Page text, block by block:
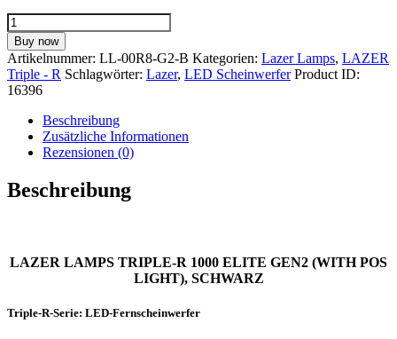
LAZER
LAMPS
TRIPLE-
R
1000
-
GEN2
(WITH
POS
LIGHT),
SCHWARZ
Menge
Buy now
Artikelnummer: LL-00R8-G2-B Kategorien: Lazer Lamps, LAZER
Triple - R Schlagwörter: Lazer, LED Scheinwerfer Product ID:
16396
Beschreibung
Zusätzliche Informationen
Rezensionen (0)
Beschreibung
LAZER LAMPS TRIPLE-R 1000 ELITE GEN2 (WITH POS
LIGHT), SCHWARZ
Triple-R-Serie: LED-Fernscheinwerfer